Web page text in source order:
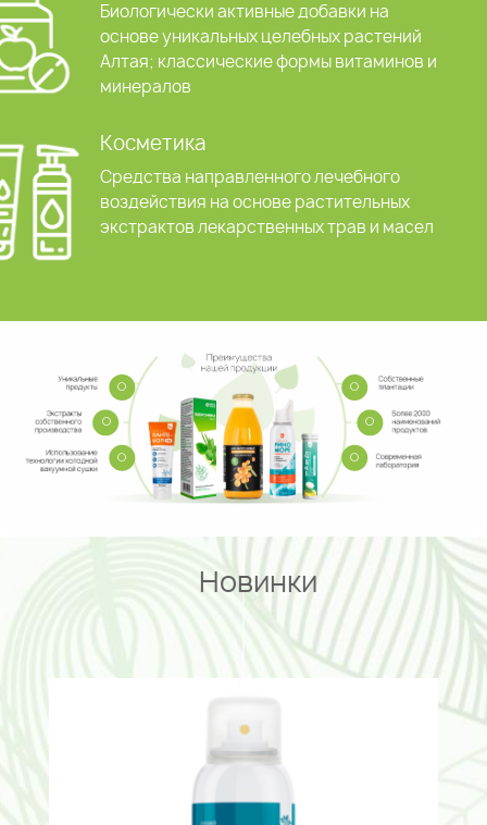
Биологически активные добавки на
основе уникальных целебных растений
Алтая; классические формы витаминов и
минералов
Косметика
Средства направленного лечебного
воздействия на основе растительных
экстрактов лекарственных трав и масел
[
[
[
[
[
[
Новинки